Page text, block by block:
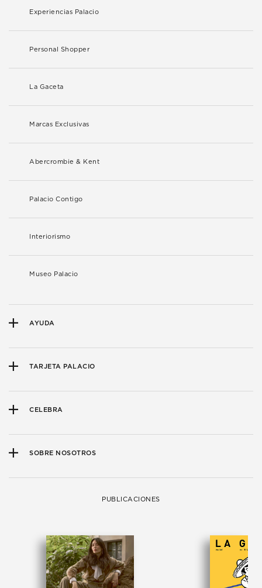
Experiencias Palacio
Personal Shopper
La Gaceta
Marcas Exclusivas
Abercrombie & Kent
Palacio Contigo
Interiorismo
Museo Palacio
AYUDA
TARJETA PALACIO
CELEBRA
SOBRE NOSOTROS
PUBLICACIONES